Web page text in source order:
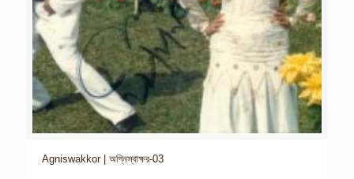
Agniswakkor | অগ্নিস্বাক্ষর-03